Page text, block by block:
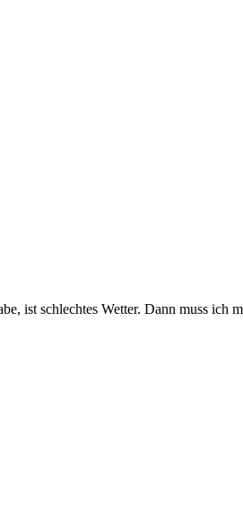
ist schlechtes Wetter. Dann muss ich